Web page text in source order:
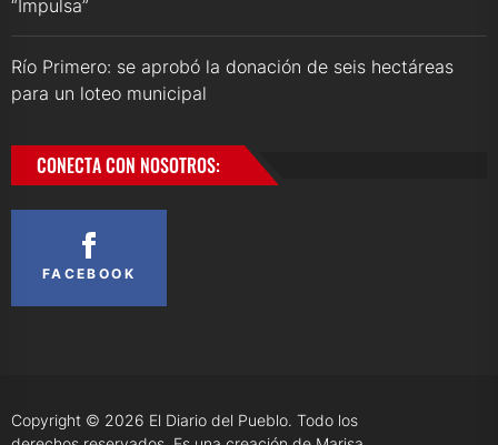
“Impulsa”
Río Primero: se aprobó la donación de seis hectáreas
para un loteo municipal
CONECTA CON NOSOTROS:
FACEBOOK
Copyright © 2026 El Diario del Pueblo. Todo los